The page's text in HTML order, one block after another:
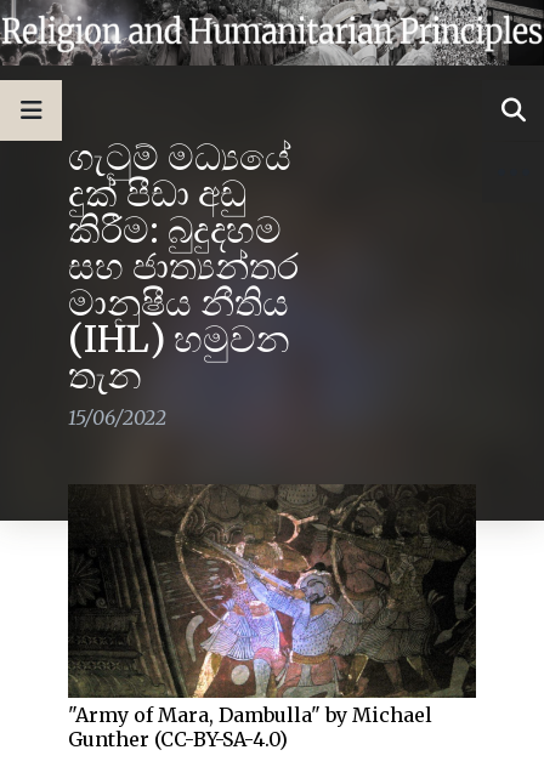
ගැටුම් මධ්‍යයේ
දුක් පීඩා අඩු
කිරීම: බුදුදහම
සහ ජාත්‍යන්තර
මානුෂීය නීතිය
(IHL) හමුවන
තැන
15/06/2022
"Army of Mara, Dambulla" by Michael
Gunther (CC-BY-SA-4.0)